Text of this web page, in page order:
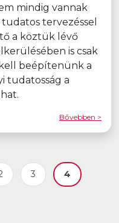
mindig vannak
tervezéssel
a köztük lévő
is csak
beépítenünk a
tudatosság a
Bővebben >
3 4